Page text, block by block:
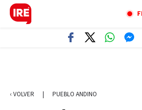
‹ VOLVER | PUEBLO ANDINO